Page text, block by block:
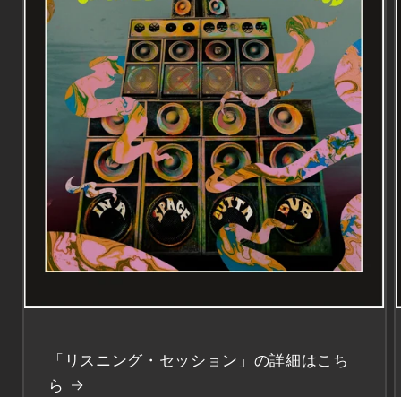
「リスニング・セッション」の詳細はこち
ら